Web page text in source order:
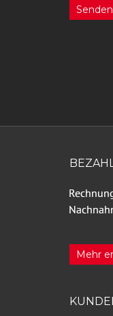
Senden
Mehr